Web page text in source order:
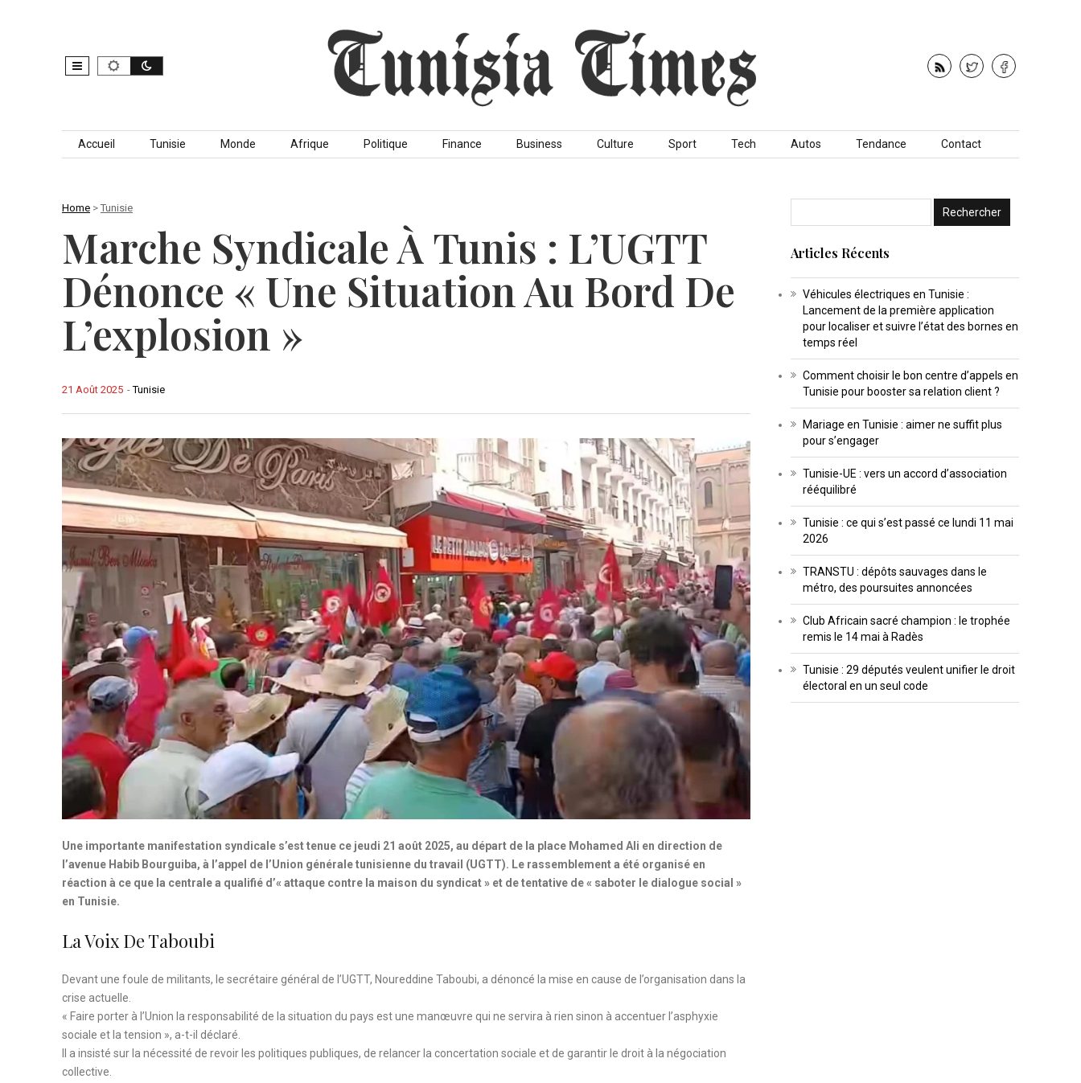
Skip to content
Accueil Tunisie Monde Afrique Politique Finance Business Culture Sport Tech Autos Tendance Contact
Home > Tunisie
Marche Syndicale À Tunis : L’UGTT
Dénonce « Une Situation Au Bord De
L’explosion »
-Tunisie
21 Août 2025
Une importante manifestation syndicale s’est tenue ce jeudi 21 août 2025, au départ de la place Mohamed Ali en direction de
l’avenue Habib Bourguiba, à l’appel de l’Union générale tunisienne du travail (UGTT). Le rassemblement a été organisé en
réaction à ce que la centrale a qualifié d’« attaque contre la maison du syndicat » et de tentative de « saboter le dialogue social »
en Tunisie.
La Voix De Taboubi
Devant une foule de militants, le secrétaire général de l’UGTT, Noureddine Taboubi, a dénoncé la mise en cause de l’organisation dans la
crise actuelle.
« Faire porter à l’Union la responsabilité de la situation du pays est une manœuvre qui ne servira à rien sinon à accentuer l’asphyxie
sociale et la tension », a-t-il déclaré.
Il a insisté sur la nécessité de revoir les politiques publiques, de relancer la concertation sociale et de garantir le droit à la négociation
collective.
Articles Récents
Véhicules électriques en Tunisie :
Lancement de la première application
pour localiser et suivre l’état des bornes en
temps réel
Comment choisir le bon centre d’appels en
Tunisie pour booster sa relation client ?
Mariage en Tunisie : aimer ne suffit plus
pour s’engager
Tunisie-UE : vers un accord d’association
rééquilibré
Tunisie : ce qui s’est passé ce lundi 11 mai
2026
TRANSTU : dépôts sauvages dans le
métro, des poursuites annoncées
Club Africain sacré champion : le trophée
remis le 14 mai à Radès
Tunisie : 29 députés veulent unifier le droit
électoral en un seul code